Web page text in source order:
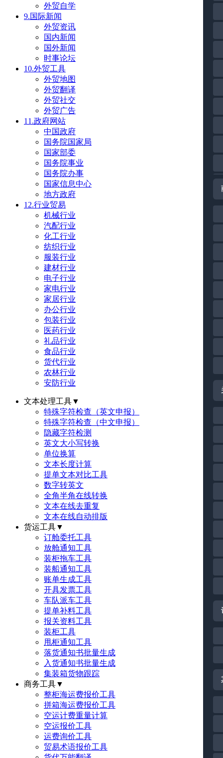
外贸自学
9.国际新闻
外贸资讯
国内新闻
国外新闻
时事论坛
10.外贸工具
外贸地图
外贸翻译
外贸社交
外贸广告
11.政府网站
中国政府
国务院国家局
国家部委
国务院事业
国务院办事
国家信息中心
地方政府
12.行业贸易
机械行业
汽配行业
化工行业
纺织行业
服装行业
建材行业
电子行业
家电行业
家居行业
办公行业
包装行业
医药行业
礼品行业
食品行业
货代行业
农林行业
安防行业
文本处理工具▼
特殊字符检查（英文申报）
特殊字符检查（中文申报）
隐藏字符检测
英文大小写转换
单位换算
文本长度计算
提单文本对比工具
数字转英文
全角半角在线转换
文本在线去重复
文本在线自动排版
货运工具▼
订舱委托工具
放舱通知工具
装柜拖车工具
装船通知工具
账单生成工具
开具发票工具
车队派车工具
提单补料工具
报关资料工具
装柜工具
甩柜通知工具
落货通知书批量生成
入货通知书批量生成
集装箱货物跟踪
商务工具▼
整柜海运费报价工具
拼箱海运费报价工具
空运计费重量计算
空运报价工具
运费询价工具
贸易术语报价工具